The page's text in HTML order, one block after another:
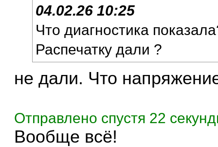
04.02.26 10:25
Что диагностика
Распечатку дали ?
не дали. Что
Отправлено спустя 22
Вообще всё!